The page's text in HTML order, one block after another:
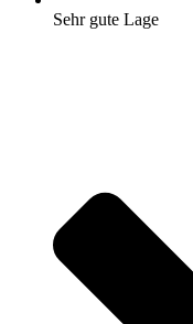
Sehr gute Lage